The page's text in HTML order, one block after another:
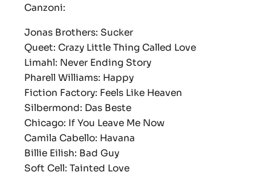
Canzoni:
Jonas Brothers: Sucker
Queet: Crazy Little Thing Called Love
Limahl: Never Ending Story
Pharell Williams: Happy
Fiction Factory: Feels Like Heaven
Silbermond: Das Beste
Chicago: If You Leave Me Now
Camila Cabello: Havana
Billie Eilish: Bad Guy
Soft Cell: Tainted Love